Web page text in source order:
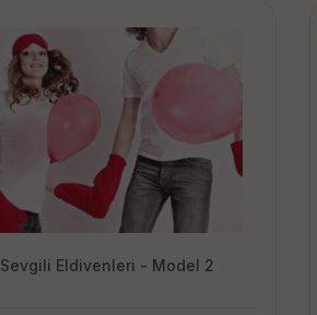
Sevgili Eldivenleri - Model 2